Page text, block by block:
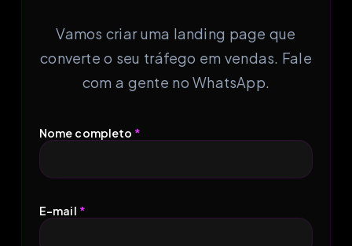
Vamos criar uma landing page que
converte o seu tráfego em vendas. Fale
com a gente no WhatsApp.
Nome completo *
E-mail *